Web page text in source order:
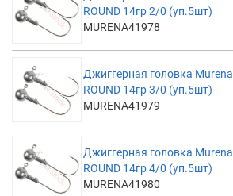
ROUND 14гр 2/0 (уп.5шт)
MURENA41978
Джиггерная головка Murena
ROUND 14гр 3/0 (уп.5шт)
MURENA41979
Джиггерная головка Murena
ROUND 14гр 4/0 (уп.5шт)
MURENA41980